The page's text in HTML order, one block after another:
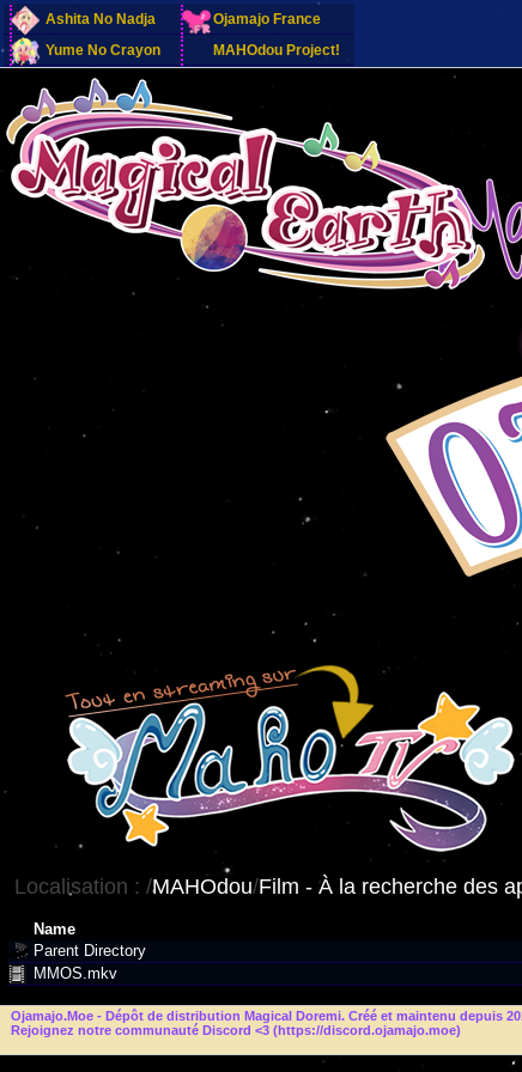
Ashita No Nadja
Ojamajo France
Yume No Crayon
MAHOdou Project!
Localisation : /MAHOdou/Film - À la recherche des
Name
Parent Directory
MMOS.mkv
Ojamajo.Moe - Dépôt de distribution Magical Doremi. Créé et maintenu depuis
Rejoignez notre communauté Discord <3 (https://discord.ojamajo.moe)